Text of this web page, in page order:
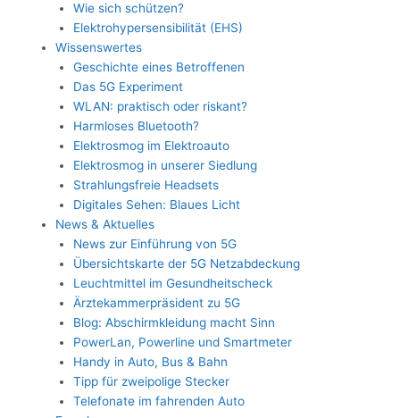
Wie sich schützen?
Elektrohypersensibilität (EHS)
Wissenswertes
Geschichte eines Betroffenen
Das 5G Experiment
WLAN: praktisch oder riskant?
Harmloses Bluetooth?
Elektrosmog im Elektroauto
Elektrosmog in unserer Siedlung
Strahlungsfreie Headsets
Digitales Sehen: Blaues Licht
News & Aktuelles
News zur Einführung von 5G
Übersichtskarte der 5G Netzabdeckung
Leuchtmittel im Gesundheitscheck
Ärztekammerpräsident zu 5G
Blog: Abschirmkleidung macht Sinn
PowerLan, Powerline und Smartmeter
Handy in Auto, Bus & Bahn
Tipp für zweipolige Stecker
Telefonate im fahrenden Auto